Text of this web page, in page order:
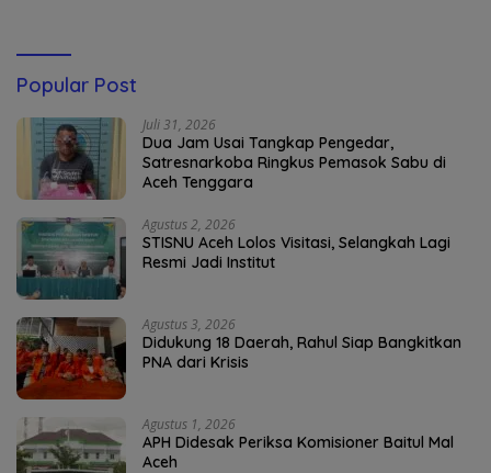
Popular Post
Juli 31, 2026
Dua Jam Usai Tangkap Pengedar,
Satresnarkoba Ringkus Pemasok Sabu di
Aceh Tenggara
Agustus 2, 2026
STISNU Aceh Lolos Visitasi, Selangkah Lagi
Resmi Jadi Institut
Agustus 3, 2026
Didukung 18 Daerah, Rahul Siap Bangkitkan
PNA dari Krisis
Agustus 1, 2026
APH Didesak Periksa Komisioner Baitul Mal
Aceh